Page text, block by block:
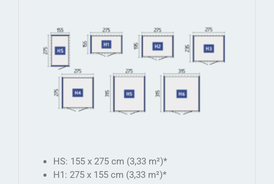
HS: 155 x 275 cm (3,33 m²)*
H1: 275 x 155 cm (3,33 m²)*